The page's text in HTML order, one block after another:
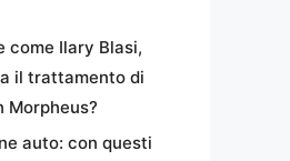
come Ilary Blasi,
il trattamento di
Morpheus?
auto: con questi